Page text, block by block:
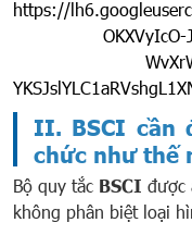
II. BSCI cần
chức như thế
Bộ quy tắc BSCI được
không phân biệt loại